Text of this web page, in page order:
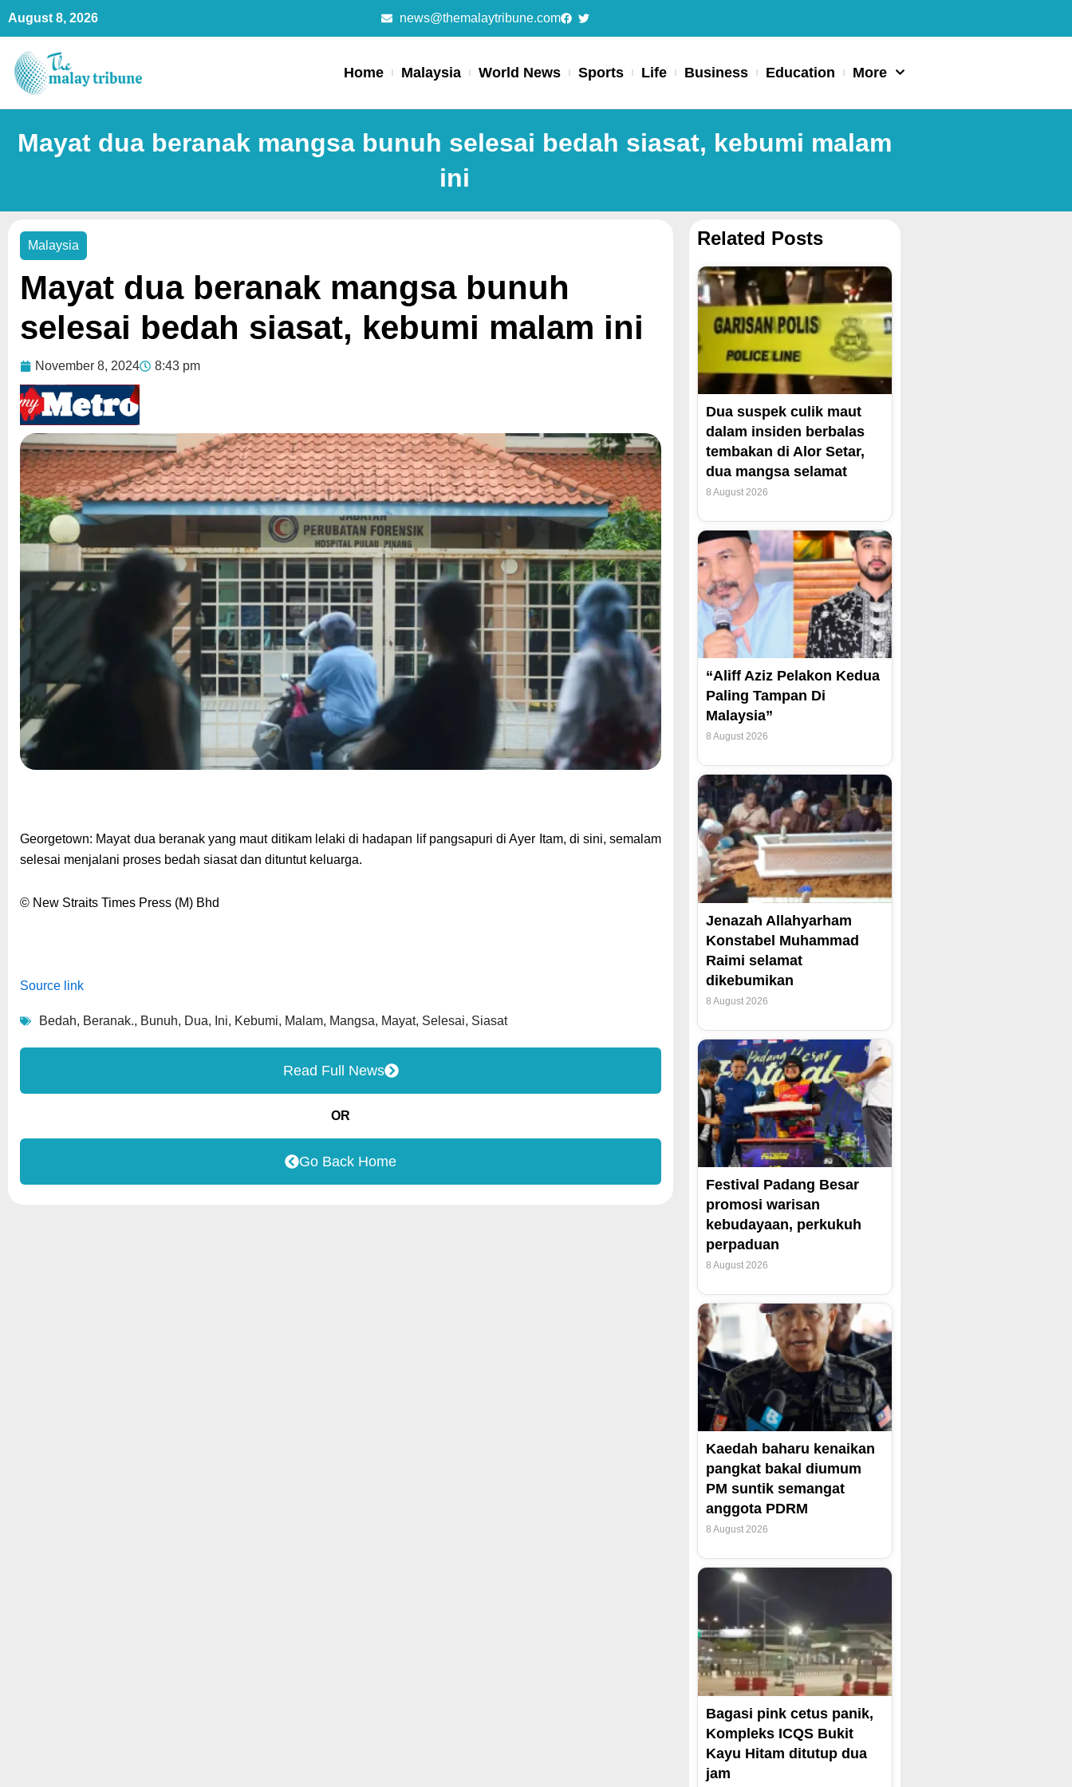
Skip
content
August 8, 2026 news@themalaytribune.com
Home Malaysia World News Sports Life Business Education More
Mayat dua beranak mangsa bunuh selesai bedah siasat, kebumi malam
ini
Malaysia
Mayat dua beranak mangsa bunuh
selesai bedah siasat, kebumi malam ini
November 8, 2024 8:43 pm
Georgetown: Mayat dua beranak yang maut ditikam lelaki di hadapan lif pangsapuri di Ayer Itam, di sini, semalam
selesai menjalani proses bedah siasat dan dituntut keluarga.
© New Straits Times Press (M) Bhd
Source link
Bedah, Beranak., Bunuh, Dua, Ini, Kebumi, Malam, Mangsa, Mayat, Selesai, Siasat
Read Full News
OR
Go Back Home
Related Posts
Dua suspek culik maut
dalam insiden berbalas
tembakan di Alor Setar,
dua mangsa selamat
8 August 2026
“Aliff Aziz Pelakon Kedua
Paling Tampan Di
Malaysia”
8 August 2026
Jenazah Allahyarham
Konstabel Muhammad
Raimi selamat
dikebumikan
8 August 2026
Festival Padang Besar
promosi warisan
kebudayaan, perkukuh
perpaduan
8 August 2026
Kaedah baharu kenaikan
pangkat bakal diumum
PM suntik semangat
anggota PDRM
8 August 2026
Bagasi pink cetus panik,
Kompleks ICQS Bukit
Kayu Hitam ditutup dua
jam